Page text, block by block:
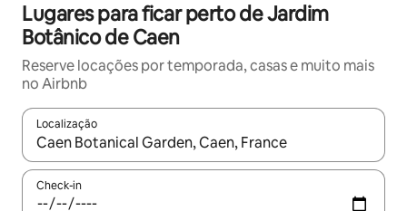
Lugares para ficar perto de Jardim
Botânico de Caen
Reserve locações por temporada, casas e muito mais
no Airbnb
Localização
Quando os resultados estiverem disponíveis, explore-os
Check-in